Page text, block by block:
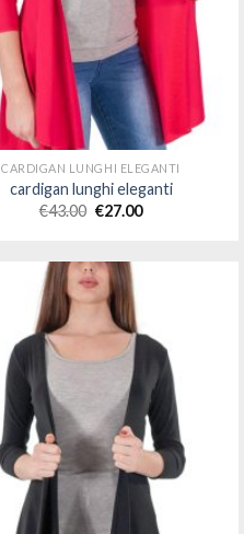
CARDIGAN LUNGHI ELEGANTI
cardigan lunghi eleganti
€43.00 €27.00